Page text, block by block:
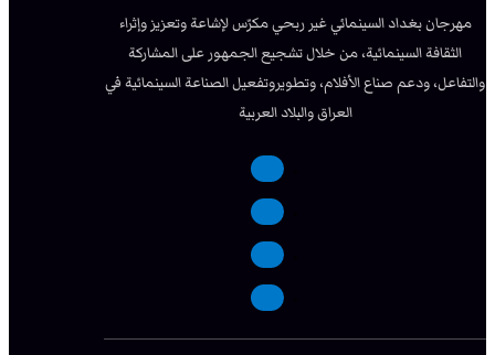
مهرجان بغداد السينمائي غير ربحي مكرّس لإشاعة وتعزيز وإثراء
الثقافة السينمائية، من خلال تشجيع الجمهور على المشاركة
والتفاعل، ودعم صناع الأفلام، وتطويروتفعيل الصناعة السينمائية في
العراق والبلاد العربية